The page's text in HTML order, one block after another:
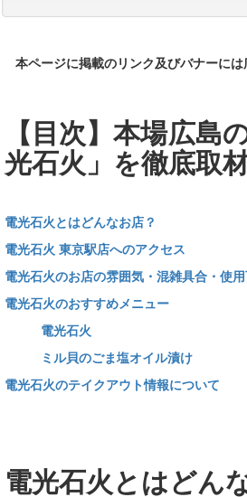
本ページに掲載のリンク及びバナーには
【目次】本場広
光石火」を徹底取
電光石火とはどんなお店？
電光石火 東京駅店へのアクセス
電光石火のお店の雰囲気・混雑具合・使
電光石火のおすすめメニュー
電光石火
ミル貝のごま塩オイル漬け
電光石火のテイクアウト情報について
電光石火とはどん